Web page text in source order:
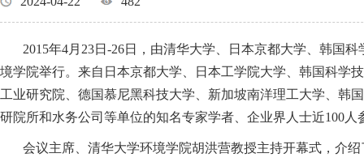
2015年4月23日-26日，由清华大学、日本京都大学、韩国科
境学院举行。来自日本京都大学、日本工学院大学、韩国科学
工业研究院、德国慕尼黑科技大学、新加坡南洋理工大学、韩
研院所和水务公司等单位的知名专家学者、企业界人士近100人
会议主席、清华大学环境学院胡洪营教授主持开幕式，介